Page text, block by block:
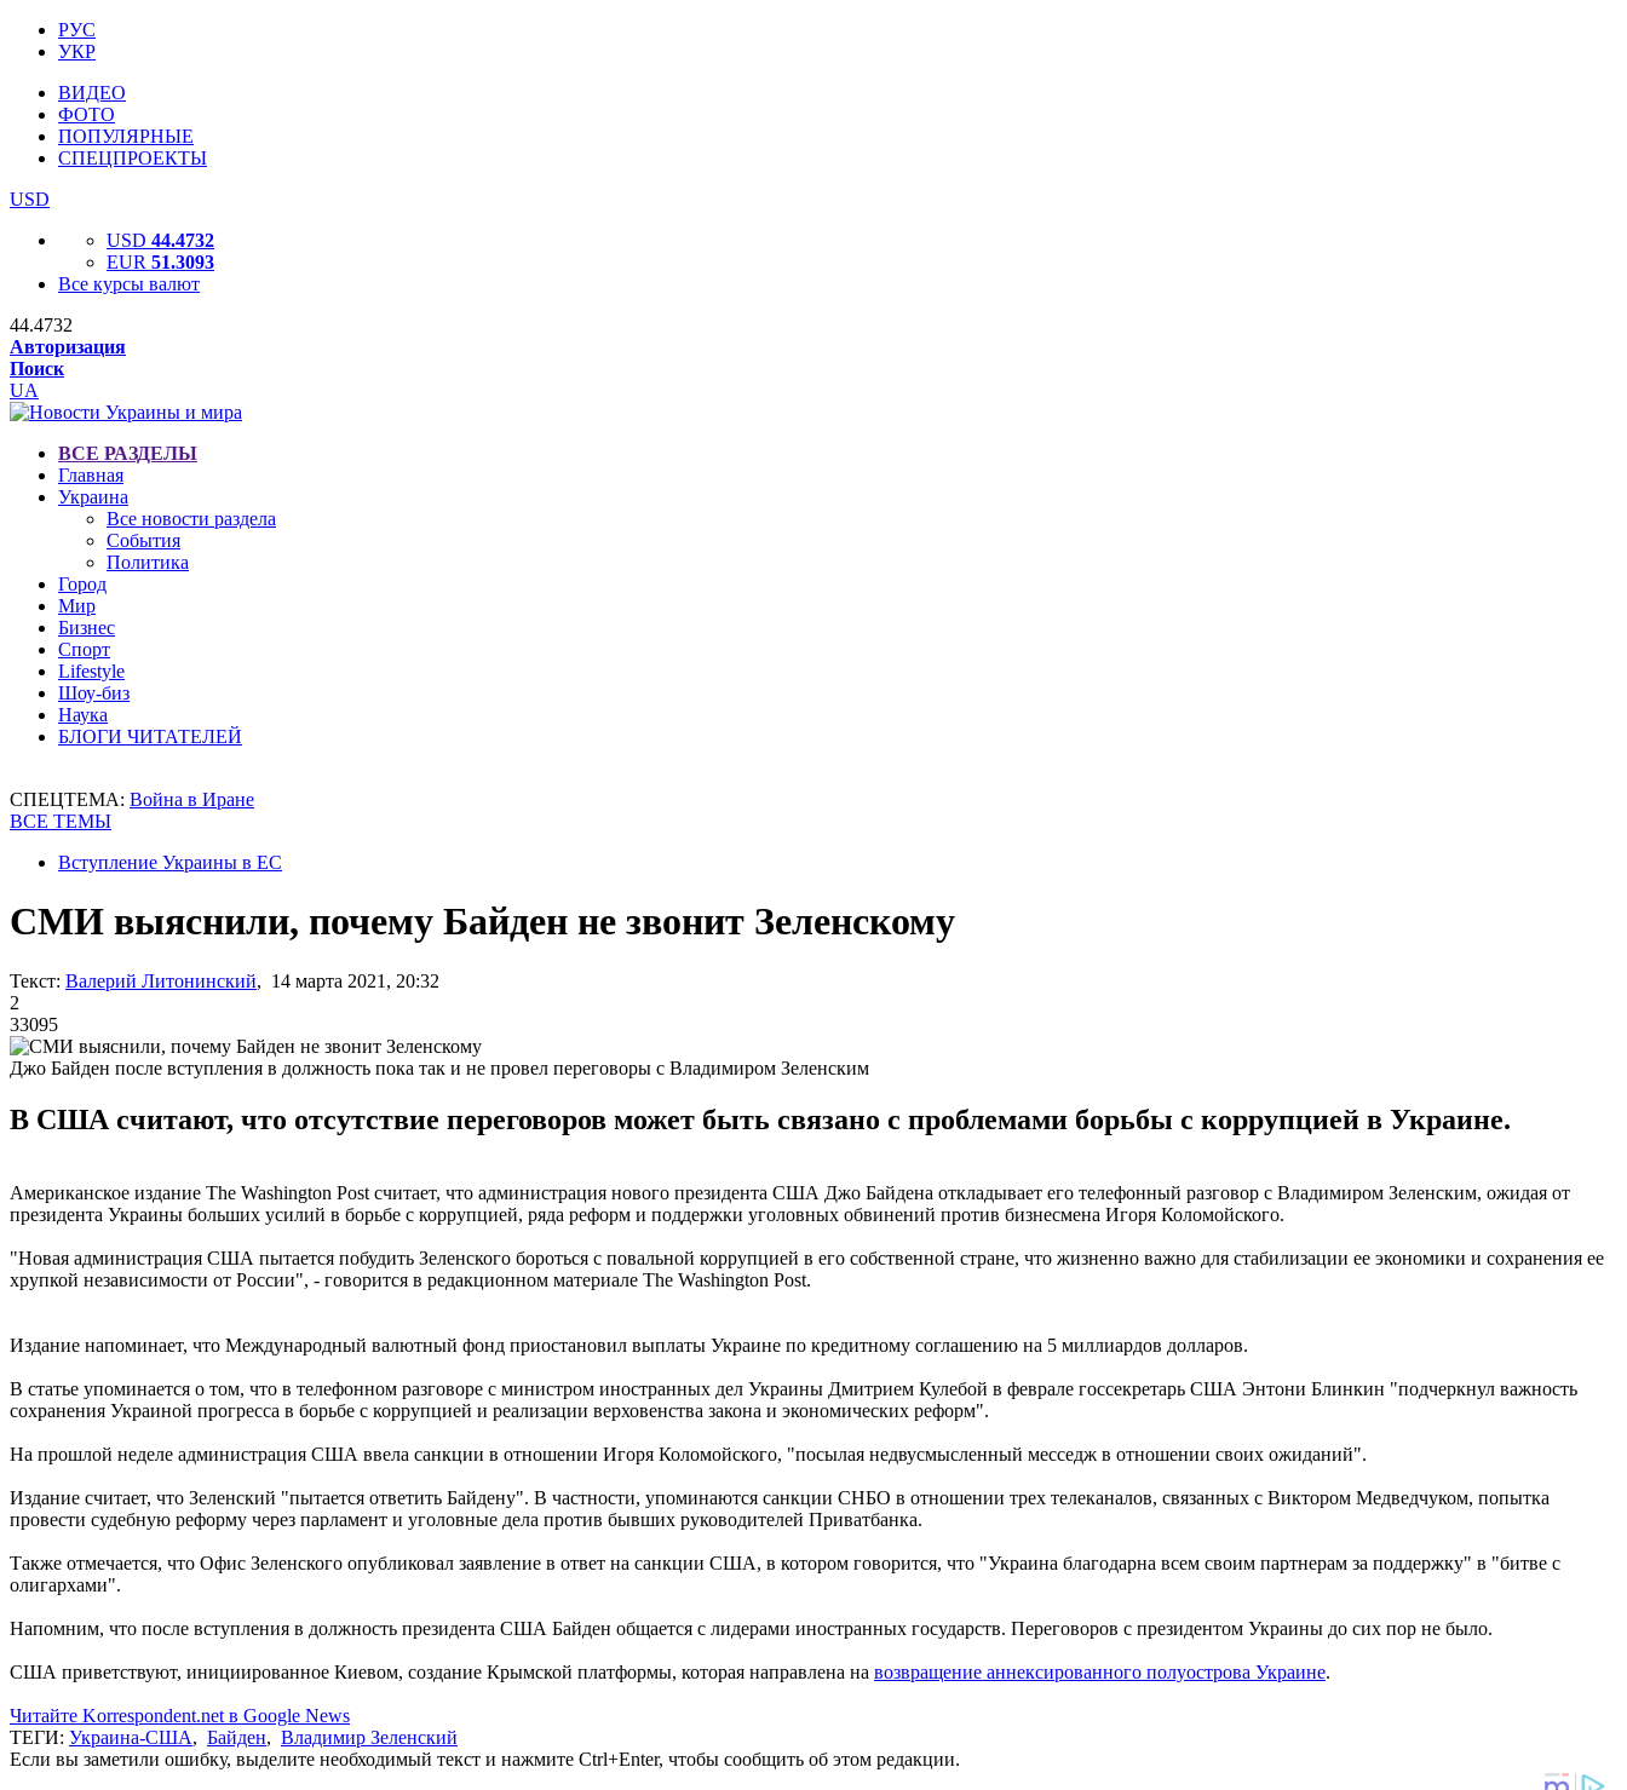
РУС
УКР
ВИДЕО
ФОТО
ПОПУЛЯРНЫЕ
СПЕЦПРОЕКТЫ
USD
USD 44.4732
EUR 51.3093
Все курсы валют
44.4732
Авторизация
Поиск
UA
ВСЕ РАЗДЕЛЫ
Главная
Украина
Все новости раздела
События
Политика
Город
Мир
Бизнес
Спорт
Lifestyle
Шоу-биз
Наука
БЛОГИ ЧИТАТЕЛЕЙ
СПЕЦТЕМА: Война в Иране
ВСЕ ТЕМЫ
Вступление Украины в ЕС
СМИ выяснили, почему Байден не звонит Зеленскому
Текст: Валерий Литонинский, 14 марта 2021, 20:32
2
33095
Джо Байден после вступления в должность пока так и не провел переговоры с Владимиром Зеленским
В США считают, что отсутствие переговоров может быть связано с проблемами борьбы с коррупцией в Украине.
Американское издание The Washington Post считает, что администрация нового президента США Джо Байдена откладывает его телефонный разговор с Владимиром Зеленским, ожидая от
президента Украины больших усилий в борьбе с коррупцией, ряда реформ и поддержки уголовных обвинений против бизнесмена Игоря Коломойского.
"Новая администрация США пытается побудить Зеленского бороться с повальной коррупцией в его собственной стране, что жизненно важно для стабилизации ее экономики и сохранения ее
хрупкой независимости от России", - говорится в редакционном материале The Washington Post.
Издание напоминает, что Международный валютный фонд приостановил выплаты Украине по кредитному соглашению на 5 миллиардов долларов.
В статье упоминается о том, что в телефонном разговоре с министром иностранных дел Украины Дмитрием Кулебой в феврале госсекретарь США Энтони Блинкин "подчеркнул важность
сохранения Украиной прогресса в борьбе с коррупцией и реализации верховенства закона и экономических реформ".
На прошлой неделе администрация США ввела санкции в отношении Игоря Коломойского, "посылая недвусмысленный месседж в отношении своих ожиданий".
Издание считает, что Зеленский "пытается ответить Байдену". В частности, упоминаются санкции СНБО в отношении трех телеканалов, связанных с Виктором Медведчуком, попытка
провести судебную реформу через парламент и уголовные дела против бывших руководителей Приватбанка.
Также отмечается, что Офис Зеленского опубликовал заявление в ответ на санкции США, в котором говорится, что "Украина благодарна всем своим партнерам за поддержку" в "битве с
олигархами".
Напомним, что после вступления в должность президента США Байден общается с лидерами иностранных государств. Переговоров с президентом Украины до сих пор не было.
США приветствуют, инициированное Киевом, создание Крымской платформы, которая направлена на возвращение аннексированного полуострова Украине.
Читайте Korrespondent.net в Google News
ТЕГИ: Украина-США, Байден, Владимир Зеленский
Если вы заметили ошибку, выделите необходимый текст и нажмите Ctrl+Enter, чтобы сообщить об этом редакции.